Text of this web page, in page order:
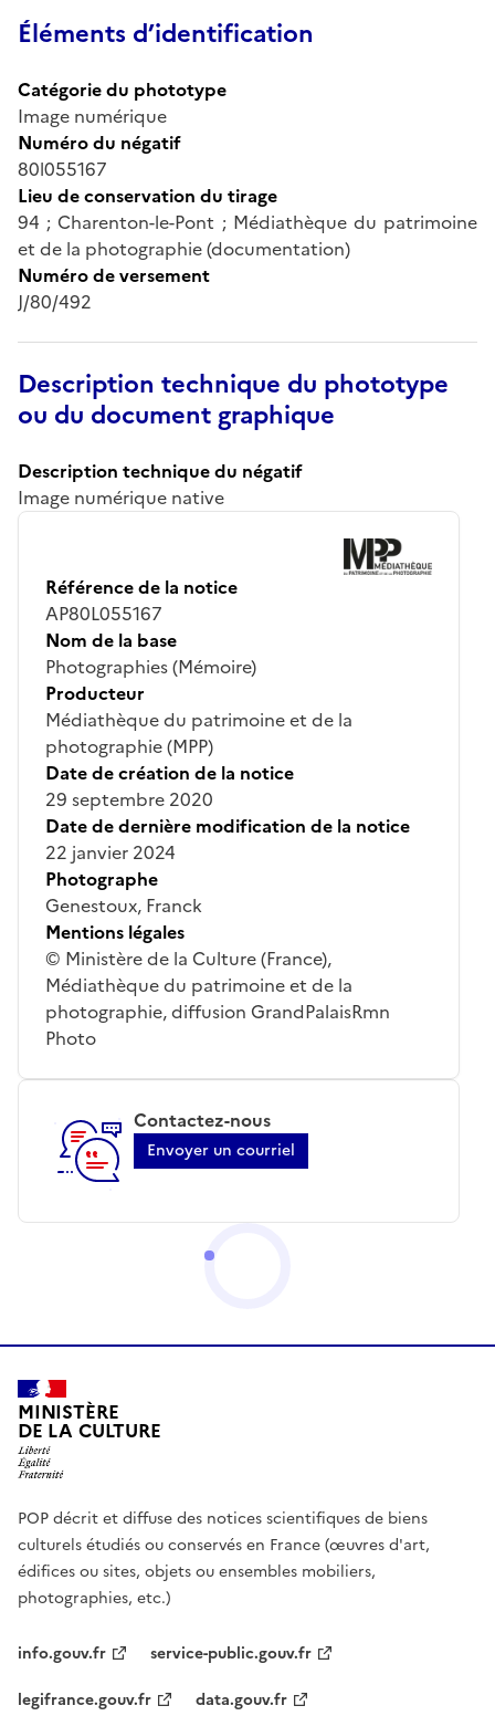
Éléments d’identification
Catégorie du phototype
Image numérique
Numéro du négatif
80l055167
Lieu de conservation du tirage
94 ; Charenton-le-Pont ; Médiathèque du patrimoine
et de la photographie (documentation)
Numéro de versement
J/80/492
Description technique du phototype
ou du document graphique
Description technique du négatif
Image numérique native
Référence de la notice
AP80L055167
Nom de la base
Photographies (Mémoire)
Producteur
Médiathèque du patrimoine et de la
photographie (MPP)
Date de création de la notice
29 septembre 2020
Date de dernière modification de la notice
22 janvier 2024
Photographe
Genestoux, Franck
Mentions légales
© Ministère de la Culture (France),
Médiathèque du patrimoine et de la
photographie, diffusion GrandPalaisRmn
Photo
Contactez-nous
Envoyer un courriel
MINISTÈRE
DE LA CULTURE
POP décrit et diffuse des notices scientifiques de biens
culturels étudiés ou conservés en France (œuvres d'art,
édifices ou sites, objets ou ensembles mobiliers,
photographies, etc.)
info.gouv.fr
service-public.gouv.fr
legifrance.gouv.fr
data.gouv.fr